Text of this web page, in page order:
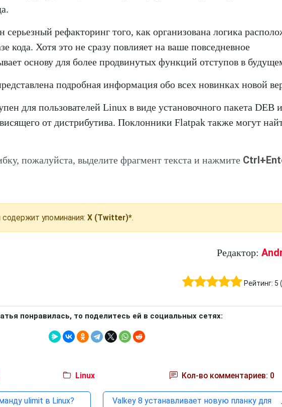
рефакторинг того, как организована логика
кода. Хотя это не сразу повлияет на ваше повседневное
основу для более продвинутых функций отступов в
подробная информация обо всех новинках новой
для пользователей Linux в виде установочного пакета DEB
от дистрибутива. Поклонники Flatpak также могут
пожалуйста, выделите фрагмент текста и нажмите
упоминания: X (Twitter)*.
Редактор:
Рейтинг: 5 (
понравилась, то поделитесь ей в социальных сетях:
Linux Кол-во комментариев: 0
ulimit в Linux?
Valkey 8 устанавливает новую планку для